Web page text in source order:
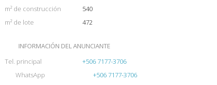
m² de construcción
540
m² de lote
472
INFORMACIÓN DEL ANUNCIANTE
Tel. principal
+506 7177-3706
WhatsApp
+506 7177-3706